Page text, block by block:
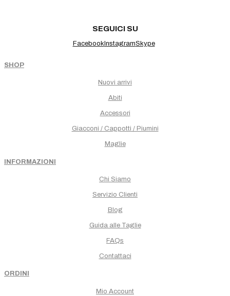
SEGUICI SU
FacebookInstagramSkype
SHOP
Nuovi arrivi
Abiti
Accessori
Giacconi / Cappotti / Piumini
Maglie
INFORMAZIONI
Chi Siamo
Servizio Clienti
Blog
Guida alle Taglie
FAQs
Contattaci
ORDINI
Mio Account